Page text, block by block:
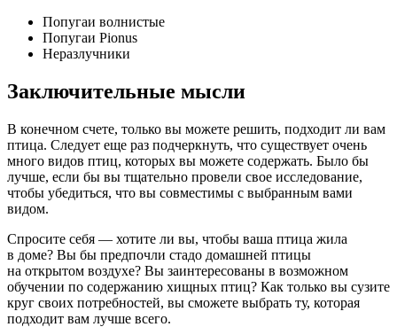
Попугаи волнистые
Попугаи Pionus
Неразлучники
Заключительные мысли
В конечном счете, только вы можете решить, подходит ли вам
птица. Следует еще раз подчеркнуть, что существует очень
много видов птиц, которых вы можете содержать. Было бы
лучше, если бы вы тщательно провели свое исследование,
чтобы убедиться, что вы совместимы с выбранным вами
видом.
Спросите себя — хотите ли вы, чтобы ваша птица жила
в доме? Вы бы предпочли стадо домашней птицы
на открытом воздухе? Вы заинтересованы в возможном
обучении по содержанию хищных птиц? Как только вы сузите
круг своих потребностей, вы сможете выбрать ту, которая
подходит вам лучше всего.